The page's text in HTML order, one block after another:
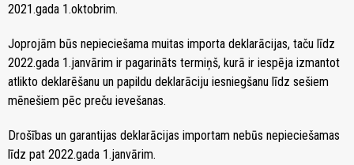
2021.gada 1.oktobrim.
Joprojām būs nepieciešama muitas importa deklarācijas, taču līdz
2022.gada 1.janvārim ir pagarināts termiņš, kurā ir iespēja izmantot
atlikto deklarēšanu un papildu deklarāciju iesniegšanu līdz sešiem
mēnešiem pēc preču ievešanas.
Drošības un garantijas deklarācijas importam nebūs nepieciešamas
līdz pat 2022.gada 1.janvārim.